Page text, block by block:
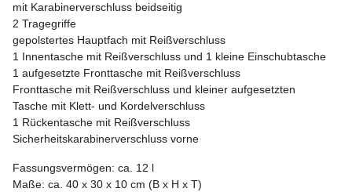
mit Karabinerverschluss beidseitig
2 Tragegriffe
gepolstertes Hauptfach mit Reißverschluss
1 Innentasche mit Reißverschluss und 1 kleine Einschubtasche
1 aufgesetzte Fronttasche mit Reißverschluss
Fronttasche mit Reißverschluss und kleiner aufgesetzten
Tasche mit Klett- und Kordelverschluss
1 Rückentasche mit Reißverschluss
Sicherheitskarabinerverschluss vorne
Fassungsvermögen: ca. 12 l
Maße: ca. 40 x 30 x 10 cm (B x H x T)